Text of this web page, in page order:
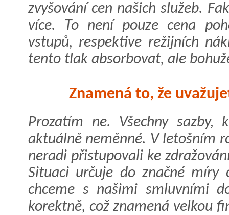
zvyšování cen našich služeb.
více. To není pouze cena
vstupů, respektive režijních
tento tlak absorbovat, ale
Znamená to, že
Prozatím ne. Všechny
aktuálně neměnné. V letošním
neradi přistupovali ke
Situaci určuje do značné míry
chceme s našimi smluvními
korektně, což znamená velkou